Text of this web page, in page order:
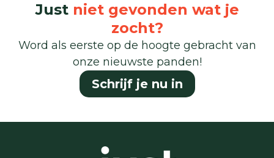
Just niet gevonden wat je
zocht?
Word als eerste op de hoogte gebracht van
onze nieuwste panden!
Schrijf je nu in